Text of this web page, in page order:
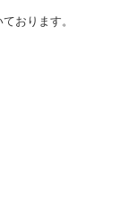
おります。